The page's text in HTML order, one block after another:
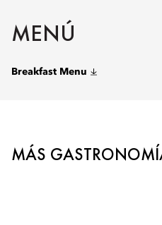
MENÚ
Breakfast Menu
MÁS